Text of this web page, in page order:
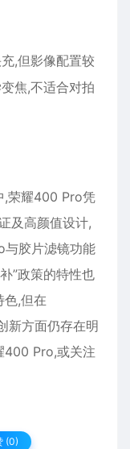
,但影像配置较
焦,不适合对拍
,荣耀400 Pro凭
及高颜值设计,
胶片滤镜功能
”政策的特性也
色,但在
新方面仍存在明
400 Pro,或关注
(0)